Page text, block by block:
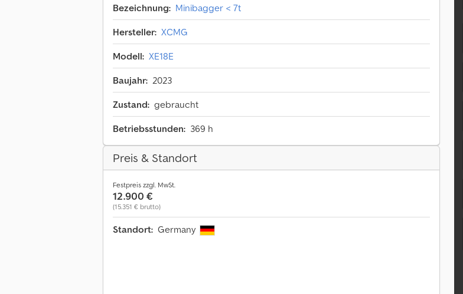
Bezeichnung: Minibagger < 7t
Hersteller: XCMG
Modell: XE18E
Baujahr: 2023
Zustand: gebraucht
Betriebsstunden: 369 h
Preis & Standort
Festpreis zzgl. MwSt.
12.900 €
(15.351 € brutto)
Standort: Germany